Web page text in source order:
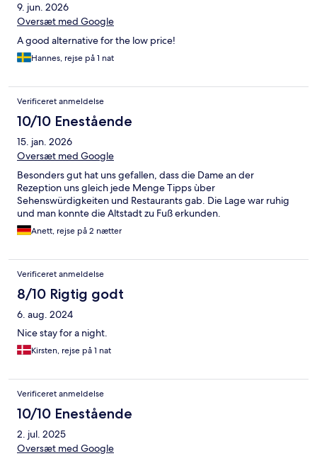
9. jun. 2026
Oversæt med Google
A good alternative for the low price!
Hannes, rejse på 1 nat
Verificeret anmeldelse
10/10 Enestående
15. jan. 2026
Oversæt med Google
Besonders gut hat uns gefallen, dass die Dame an der
Rezeption uns gleich jede Menge Tipps ùber
Sehenswürdigkeiten und Restaurants gab. Die Lage war ruhig
und man konnte die Altstadt zu Fuß erkunden.
Anett, rejse på 2 nætter
Verificeret anmeldelse
8/10 Rigtig godt
6. aug. 2024
Nice stay for a night.
Kirsten, rejse på 1 nat
Verificeret anmeldelse
10/10 Enestående
2. jul. 2025
Oversæt med Google